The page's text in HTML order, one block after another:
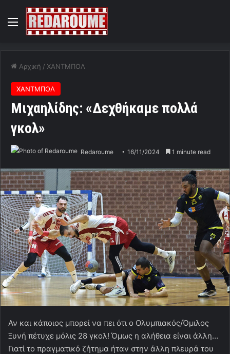
Menu
Αρχική / ΧΑΝΤΜΠΟΛ
ΧΑΝΤΜΠΟΛ
Μιχαηλίδης: «Δεχθήκαμε πολλά
γκολ»
Redaroume 16/11/2024 1 minute read
Αν και κάποιος μπορεί να πει ότι ο Ολυμπιακός/Όμιλος
Ξυνή πέτυχε μόλις 28 γκολ! Όμως η αλήθεια είναι άλλη…
Γιατί το πραγματικό ζήτημα ήταν στην άλλη πλευρά του